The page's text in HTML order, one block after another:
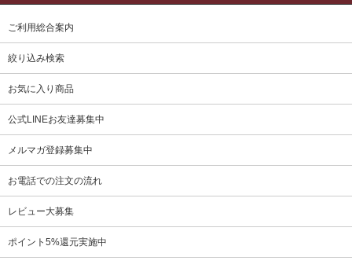
ご利用総合案内
絞り込み検索
お気に入り商品
公式LINEお友達募集中
メルマガ登録募集中
お電話での注文の流れ
レビュー大募集
ポイント5%還元実施中